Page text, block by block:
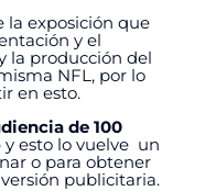
la exposición que
y el
la producción del
NFL, por lo
en esto.
de 100
y esto lo vuelve un
o para obtener
publicitaria.